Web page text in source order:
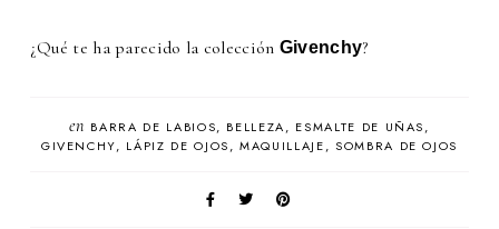
¿Qué te ha parecido la colección Givenchy?
en BARRA DE LABIOS BELLEZA
ESMALTE DE UÑAS
GIVENCHY
LÁPIZ DE OJOS MAQUILLAJE SOMBRA DE OJOS